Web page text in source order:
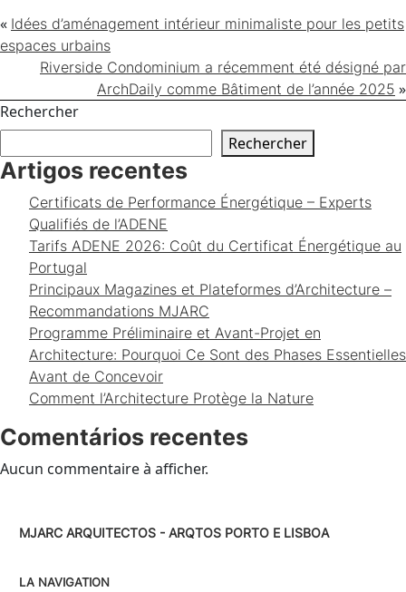
« Idées d’aménagement intérieur minimaliste pour les petits
espaces urbains
Riverside Condominium a récemment été désigné par
ArchDaily comme Bâtiment de l’année 2025 »
Rechercher
Rechercher
Artigos recentes
Certificats de Performance Énergétique – Experts
Qualifiés de l’ADENE
Tarifs ADENE 2026: Coût du Certificat Énergétique au
Portugal
Principaux Magazines et Plateformes d’Architecture –
Recommandations MJARC
Programme Préliminaire et Avant-Projet en
Architecture: Pourquoi Ce Sont des Phases Essentielles
Avant de Concevoir
Comment l’Architecture Protège la Nature
Comentários recentes
Aucun commentaire à afficher.
MJARC ARQUITECTOS - ARQTOS PORTO E LISBOA
LA NAVIGATION